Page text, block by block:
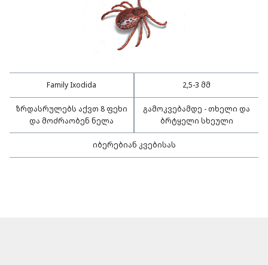
Family Ixodida 2,5-3 მმ
ზრდასრულებს აქვთ 8 ფეხი
და მოძრაობენ ნელა
გამოკვებამდე - თხელი და
ბრტყელი სხეული
იბერებიან კვებისას